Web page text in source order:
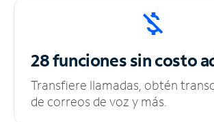
28 funciones sincosto
Transfiere llamadas, obtén
de correos de voz y más.